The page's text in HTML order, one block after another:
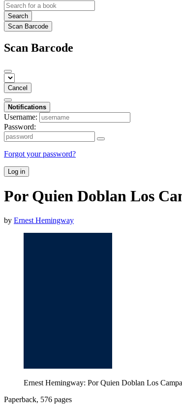
Search
Scan Barcode
Scan Barcode
Cancel
Notifications
Username:
Password:
Forgot your password?
Log in
Por Quien Doblan Los
by Ernest Hemingway
Ernest Hemingway: Por Quien Doblan Los
Paperback, 576 pages